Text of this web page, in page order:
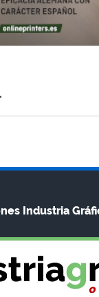
Industria